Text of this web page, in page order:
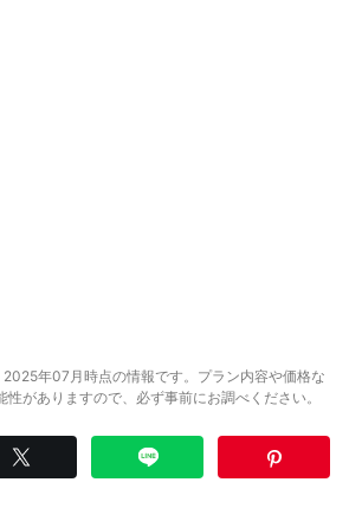
年07月時点の情報です。プラン内容や価格な
性がありますので、必ず事前にお調べください。